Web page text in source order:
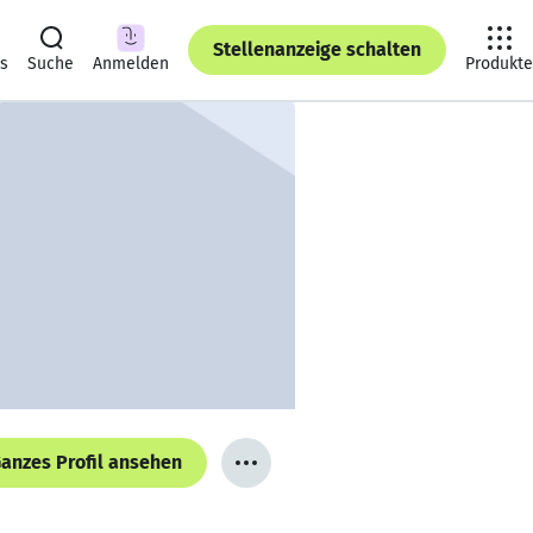
Suche Anmelden
Stellenanzeige schalten
Produkte
Profil ansehen